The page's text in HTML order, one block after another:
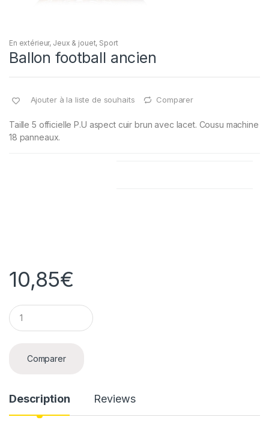
En extérieur, Jeux & jouet, Sport
Ballon football ancien
Ajouter à la liste de souhaits Comparer
Taille 5 officielle P.U aspect cuir brun avec lacet. Cousu machine
18 panneaux.
10,85€
Q
u
a
Comparer
Description Reviews